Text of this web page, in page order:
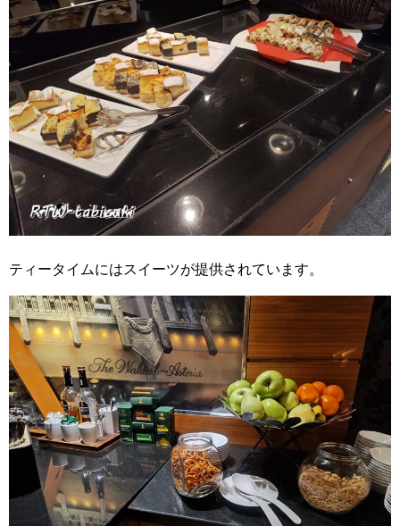
ティータイムにはスイーツが提供されています。